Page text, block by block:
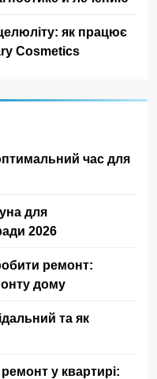
як працює
Cosmetics
час для
для
2026
ремонт:
дому
та як
у квартирі: